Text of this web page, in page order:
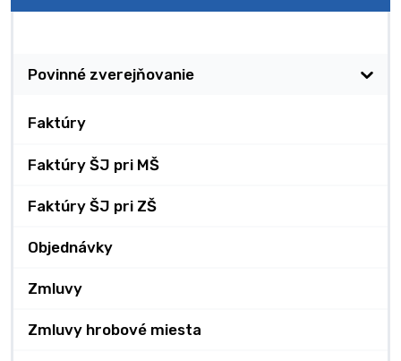
Povinné zverejňovanie
Faktúry
Faktúry ŠJ pri MŠ
Faktúry ŠJ pri ZŠ
Objednávky
Zmluvy
Zmluvy hrobové miesta